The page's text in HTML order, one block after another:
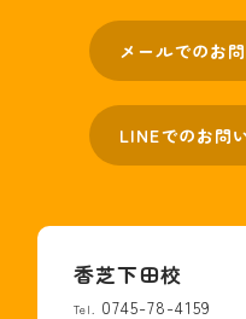
メールでのお
LINEでのお問
香芝下田校
Tel.
0745-78-4159